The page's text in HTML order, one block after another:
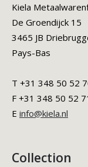
Kiela
De Groendijck 15
3465 JB
Pays-Bas
T +31 348 50 52
F +31 348 50 52
E info@kiela.nl
Collection